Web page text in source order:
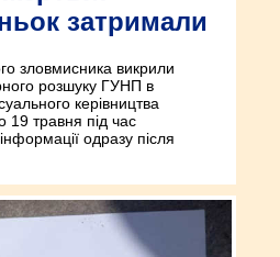
затримали
зловмисника викрили
розшуку ГУНП в
керівництва
19 травня під час
одразу після